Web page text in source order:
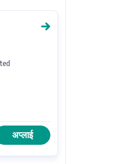
अप्लाई